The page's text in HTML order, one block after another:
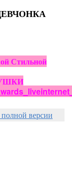
Стильной
версии